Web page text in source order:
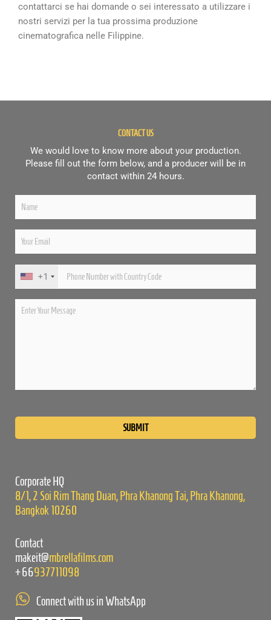
contattarci se hai domande o sei interessato a utilizzare i
nostri servizi per la tua prossima produzione
cinematografica nelle Filippine.
CONTACT US
We would love to know more about your production.
Please fill out the form below, and a producer will be in
contact within 24 hours.
+1
Corporate HQ
8/1, 2 Soi Rim Thang Duan, Phra Khanong Tai, Phra Khanong,
Bangkok 10260
Contact
makeit@mbrellafilms.com
+66937711098
Connect with us in WhatsApp